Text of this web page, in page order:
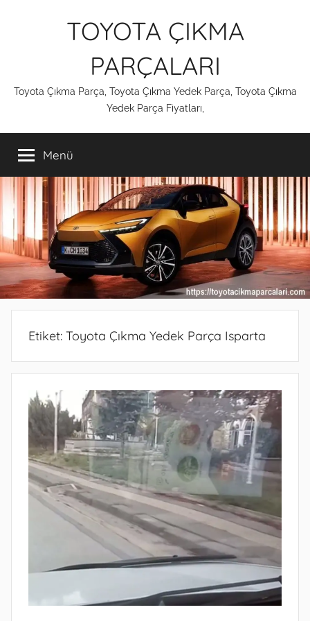
TOYOTA ÇIKMA
PARÇALARI
Toyota Çıkma Parça, Toyota Çıkma Yedek Parça, Toyota Çıkma
Yedek Parça Fiyatları,
Menü
Etiket: Toyota Çıkma Yedek Parça Isparta